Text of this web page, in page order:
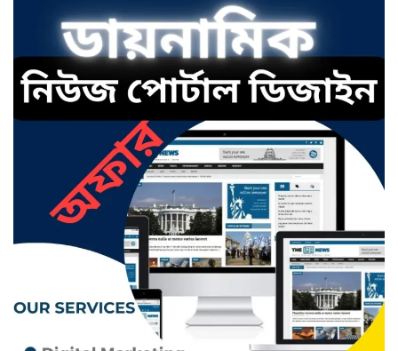
ছাতকে এক স্কুল ছাত্রী পাশবিকতার
শিকার অভিযুক্ত
ছাতক থানার পুলিশ সদস্য সংগীতে
শ্রেষ্ঠ শিল্পী নির্বাচিত
ছাতকের নবাগত ইউএনও’র সাথে
প্রেসক্লাব নেতৃবৃন্দের সাক্ষাত
কথাসাহিত্যিক রাবেয়া খাতুন আর নেই